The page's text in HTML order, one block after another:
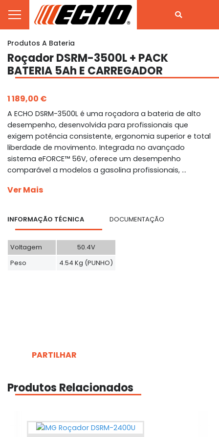
PARTILHAR
Produtos A Bateria
Roçador DSRM-3500L + PACK
BATERIA 5Ah E CARREGADOR
1 189,00 €
A ECHO DSRM-3500L é uma roçadora a bateria de alto
desempenho, desenvolvida para profissionais que
exigem potência consistente, ergonomia superior e total
liberdade de movimento. Integrada no avançado
sistema eFORCE™ 56V, oferece um desempenho
comparável a modelos a gasolina profissionais, ...
Ver Mais
INFORMAÇÃO TÉCNICA DOCUMENTAÇÃO
Voltagem
50.4V
Peso
4.54 Kg (PUNHO)
Produtos Relacionados